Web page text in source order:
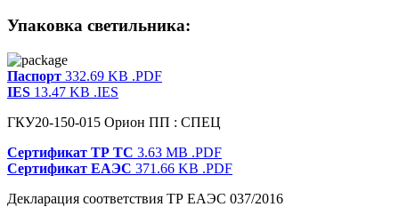
Упаковка светильника:
Паспорт 332.69 KB .PDF
IES 13.47 KB .IES
ГКУ20-150-015 Орион ПП : СПЕЦ
Сертификат ТР ТС 3.63 MB .PDF
Сертификат ЕАЭС 371.66 KB .PDF
Декларация соответствия ТР ЕАЭС 037/2016